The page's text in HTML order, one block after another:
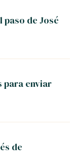
de José
para enviar
de